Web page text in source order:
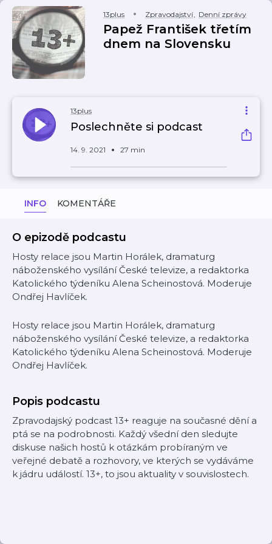
13plus Zpravodajství, Denní zprávy
Papež František třetím
dnem na Slovensku
13plus
Poslechněte si podcast
14. 9. 2021 27 min
INFO KOMENTÁŘE
O epizodě podcastu
Hosty relace jsou Martin Horálek, dramaturg
náboženského vysílání České televize, a redaktorka
Katolického týdeníku Alena Scheinostová. Moderuje
Ondřej Havlíček.
Hosty relace jsou Martin Horálek, dramaturg
náboženského vysílání České televize, a redaktorka
Katolického týdeníku Alena Scheinostová. Moderuje
Ondřej Havlíček.
Popis podcastu
Zpravodajský podcast 13+ reaguje na současné dění a
ptá se na podrobnosti. Každý všední den sledujte
diskuse našich hostů k otázkám probíraným ve
veřejné debatě a rozhovory, ve kterých se vydáváme
k jádru událostí. 13+, to jsou aktuality v souvislostech.